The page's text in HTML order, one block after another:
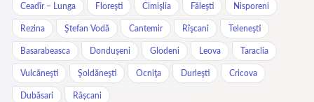
Ceadîr – Lunga Floreşti Cimişlia Făleşti Nisporeni
Rezina Ştefan Vodă Cantemir Rîşcani Teleneşti
Basarabeasca Donduşeni Glodeni Leova Taraclia
Vulcăneşti Şoldăneşti Ocniţa Durleşti Cricova
Dubăsari Râșcani